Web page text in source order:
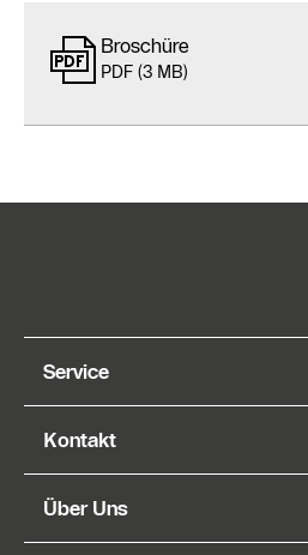
Broschüre
PDF (3 MB)
Service
Kontakt
Über Uns